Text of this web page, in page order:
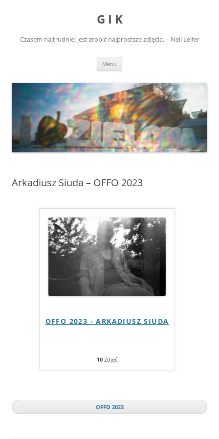
G I K
Czasem najtrudniej jest zrobić najprostsze zdjęcia. – Neil Leifer
Menu
Arkadiusz Siuda – OFFO 2023
OFFO 2023 - ARKADIUSZ SIUDA
10 Zdjęć
OFFO 2023